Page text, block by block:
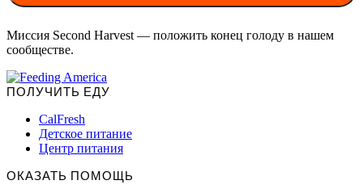
Миссия Second Harvest — положить конец голоду в нашем
сообществе.
ПОЛУЧИТЬ ЕДУ
CalFresh
Детское питание
Центр питания
ОКАЗАТЬ ПОМОЩЬ